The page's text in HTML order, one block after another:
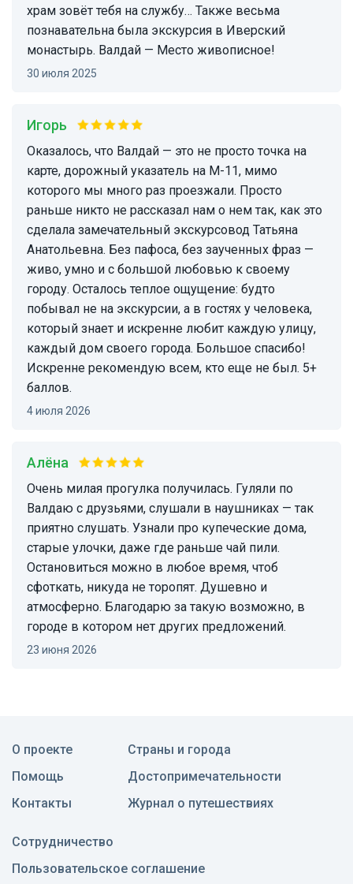
храм зовёт тебя на службу… Также весьма
познавательна была экскурсия в Иверский
монастырь. Валдай — Место живописное!
30 июля 2025
Игорь
Оказалось, что Валдай — это не просто точка на
карте, дорожный указатель на М-11, мимо
которого мы много раз проезжали. Просто
раньше никто не рассказал нам о нем так, как это
сделала замечательный экскурсовод Татьяна
Анатольевна. Без пафоса, без заученных фраз —
живо, умно и с большой любовью к своему
городу. Осталось теплое ощущение: будто
побывал не на экскурсии, а в гостях у человека,
который знает и искренне любит каждую улицу,
каждый дом своего города. Большое спасибо!
Искренне рекомендую всем, кто еще не был. 5+
баллов.
4 июля 2026
Алёна
Очень милая прогулка получилась. Гуляли по
Валдаю с друзьями, слушали в наушниках — так
приятно слушать. Узнали про купеческие дома,
старые улочки, даже где раньше чай пили.
Остановиться можно в любое время, чтоб
сфоткать, никуда не торопят. Душевно и
атмосферно. Благодарю за такую возможно, в
городе в котором нет других предложений.
23 июня 2026
О проекте
Помощь
Контакты
Страны и города
Достопримечательности
Журнал о путешествиях
Сотрудничество
Пользовательское соглашение